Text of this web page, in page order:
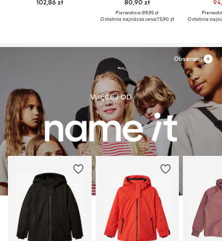
102,86 zł 80,90 zł
Pierwotnie: 89,95 zł
Ostatnia najniższa cena:75,90 zł
Ostatnia
WIĘCEJ OD
Obserwuj